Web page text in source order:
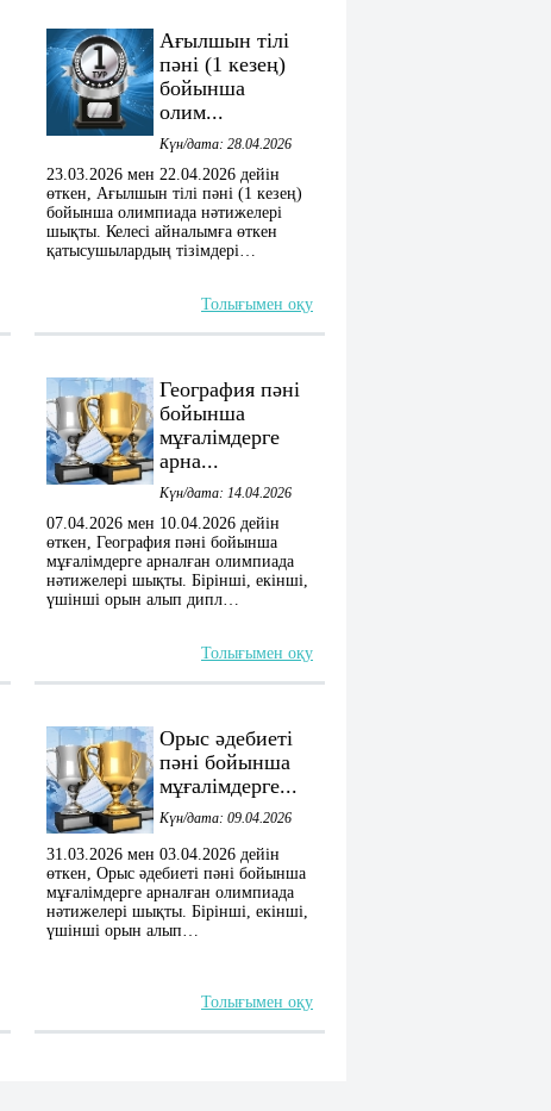
Ағылшын тілі
пәні (1 кезең)
бойынша
олим...
Күн/дата: 28.04.2026
23.03.2026 мен 22.04.2026 дейін
өткен, Ағылшын тілі пәні (1 кезең)
бойынша олимпиада нәтижелері
шықты. Келесі айналымға өткен
қатысушылардың тізімдері…
Толығымен оқу
География пәні
бойынша
мұғалімдерге
арна...
Күн/дата: 14.04.2026
07.04.2026 мен 10.04.2026 дейін
өткен, География пәні бойынша
мұғалімдерге арналған олимпиада
нәтижелері шықты. Бірінші, екінші,
үшінші орын алып дипл…
Толығымен оқу
Орыс әдебиеті
пәні бойынша
мұғалімдерге...
Күн/дата: 09.04.2026
31.03.2026 мен 03.04.2026 дейін
өткен, Орыс әдебиеті пәні бойынша
мұғалімдерге арналған олимпиада
нәтижелері шықты. Бірінші, екінші,
үшінші орын алып…
Толығымен оқу